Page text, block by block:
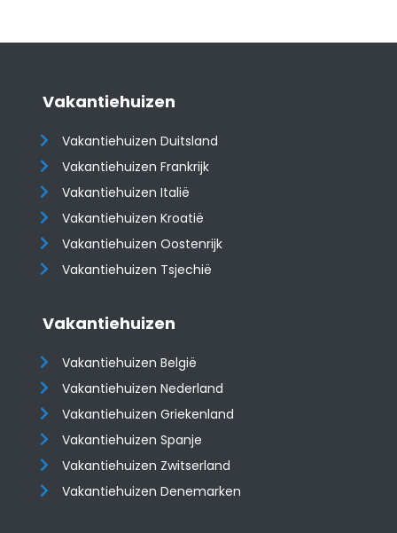
Vakantiehuizen
Vakantiehuizen Duitsland
Vakantiehuizen Frankrijk
Vakantiehuizen Italië
Vakantiehuizen Kroatië
​​​​​​​Vakantiehuizen Oostenrijk
Vakantiehuizen Tsjechië
Vakantiehuizen
Vakantiehuizen België
Vakantiehuizen Nederland
Vakantiehuizen Griekenland
Vakantiehuizen Spanje
​​​​​​​Vakantiehuizen Zwitserland
Vakantiehuizen Denemarken